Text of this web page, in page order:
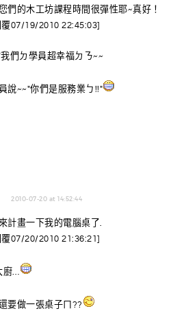
們的木工坊課程時間很彈性耶~真好！
07/19/2010 22:45:03]
們ㄉ學員超幸福ㄉㄋ~~
說~~"你們是服務業ㄅ!!"
2010-07-20 at 14:52:44
計畫一下我的電腦桌了.
07/20/2010 21:36:21]
廚…
要做一張桌子ㄇ??